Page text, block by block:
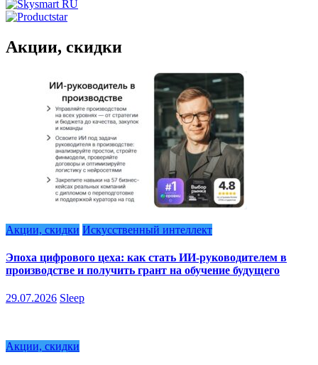
Акции, скидки
Акции, скидки Искусственный интеллект
Эпоха цифрового цеха: как стать ИИ-руководителем в
производстве и получить грант на обучение будущего
29.07.2026 Sleep
Акции, скидки